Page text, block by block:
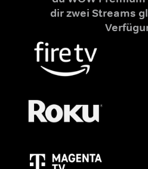
dir zwei Streams